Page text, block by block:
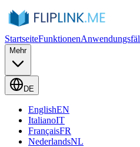
StartseiteFunktionen
Mehr
DE
EnglishEN
ItalianoIT
FrançaisFR
NederlandsNL